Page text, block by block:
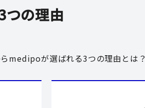
の理由
medipoが選ばれる3つの理由とは？